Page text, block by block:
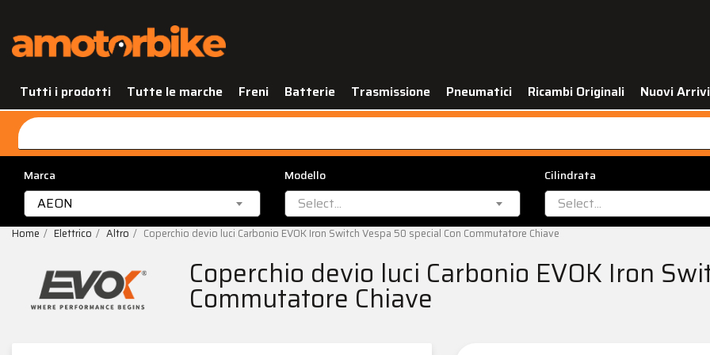
Tutti i prodotti Tutte le marche Freni Batterie Trasmissione Pneumatici Ricambi Originali Nuovi Arrivi
Marca
AEON
Modello
Select...
Cilindrata
Select...
Home Elettrico Altro Coperchio devio luci Carbonio EVOK Iron Switch Vespa 50 special Con Commutatore Chiave
Coperchio devio luci Carbonio EVOK Iron
Commutatore Chiave